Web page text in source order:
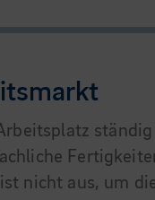
nicht aus, um